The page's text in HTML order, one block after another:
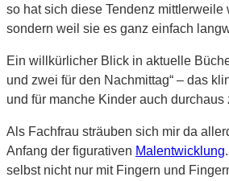
so hat sich diese Tendenz
sondern weil sie es ganz einfach
Ein willkürlicher Blick in aktuelle
und zwei für den Nachmittag“ – das
und für manche Kinder auch durchaus
Als Fachfrau sträuben sich mir da
Anfang der figurativen Malentwicklung
selbst nicht nur mit Fingern und